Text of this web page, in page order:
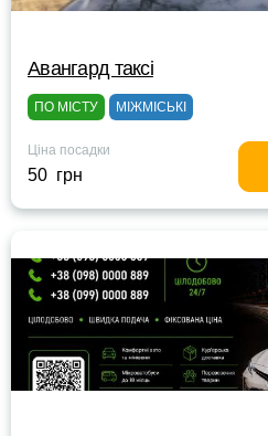
Авангард таксі
ПО МІСТУ МІЖМІСЬКІ
Ціна посадки
50 грн